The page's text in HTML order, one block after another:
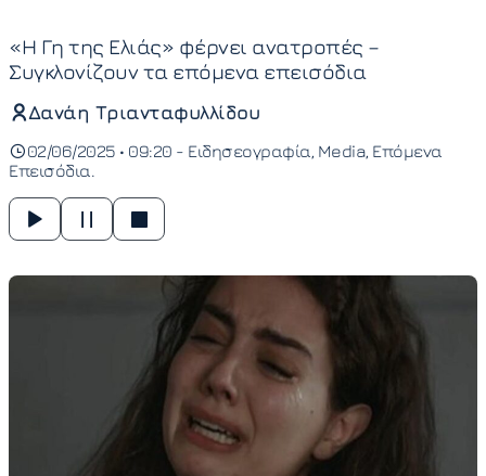
«Η Γη της Ελιάς» φέρνει ανατροπές –
Συγκλονίζουν τα επόμενα επεισόδια
Δανάη Τριανταφυλλίδου
02/06/2025 • 09:20 - Ειδησεογραφία Media Επόμενα
Επεισόδια